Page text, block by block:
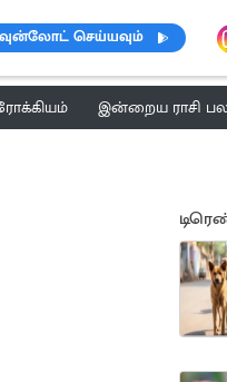
செய்யவும்
இன்றைய ராசி